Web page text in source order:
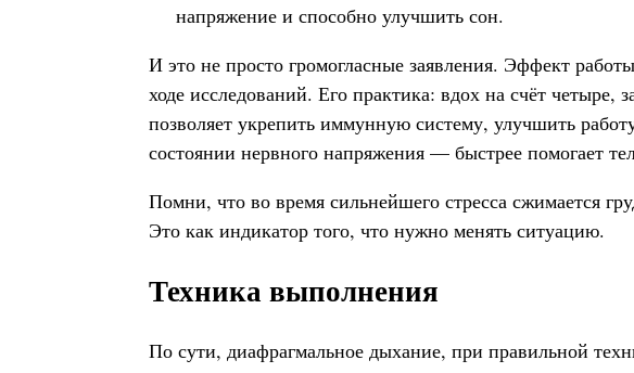
напряжение и способно улучшить сон.
И это не просто громогласные заявления. Эффект
ходе исследований. Его практика: вдох на счёт
позволяет укрепить иммунную систему, улучшить
состоянии нервного напряжения — быстрее помогает
Помни, что во время сильнейшего стресса сжимается
Это как индикатор того, что нужно менять ситуацию.
Техника выполнения
По сути, диафрагмальное дыхание, при правильной